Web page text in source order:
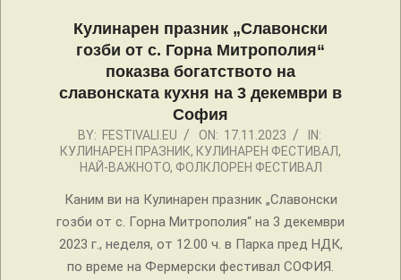
Кулинарен празник „Славонски
гозби от с. Горна Митрополия“
показва богатството на
славонската кухня на 3 декември в
София
2023-
11-
BY: FESTIVALI.EU ON: 17.11.2023
IN:
КУЛИНАРЕН ПРАЗНИК, КУЛИНАРЕН ФЕСТИВАЛ,
НАЙ-ВАЖНОТО, ФОЛКЛОРЕН ФЕСТИВАЛ
Каним ви на Кулинарен празник „Славонски
гозби от с. Горна Митрополия“ на 3 декември
2023 г., неделя, от 12.00 ч. в Парка пред НДК,
по време на Фермерски фестивал СОФИЯ.